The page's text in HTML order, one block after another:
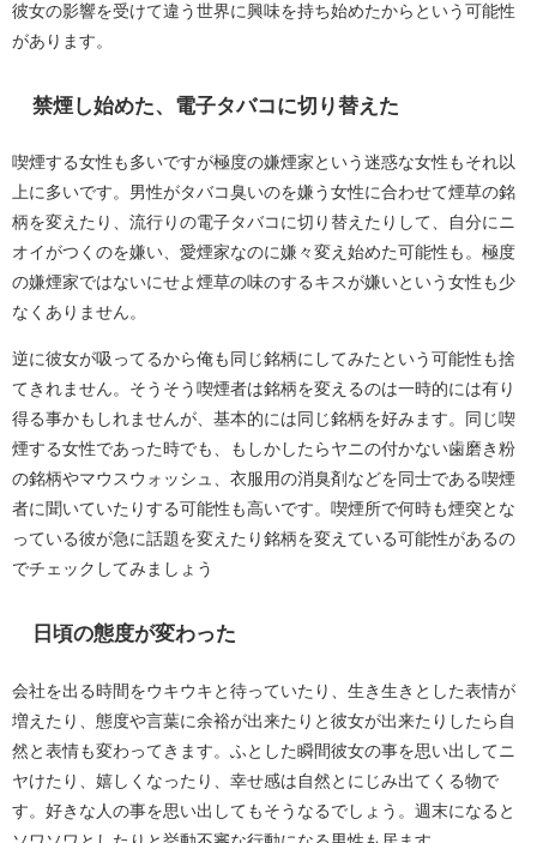
彼女の影響を受けて違う世界に興味を持ち始めたからという可能性
があります。
禁煙し始めた、電子タバコに切り替えた
喫煙する女性も多いですが極度の嫌煙家という迷惑な女性もそれ以
上に多いです。男性がタバコ臭いのを嫌う女性に合わせて煙草の銘
柄を変えたり、流行りの電子タバコに切り替えたりして、自分にニ
オイがつくのを嫌い、愛煙家なのに嫌々変え始めた可能性も。極度
の嫌煙家ではないにせよ煙草の味のするキスが嫌いという女性も少
なくありません。
逆に彼女が吸ってるから俺も同じ銘柄にしてみたという可能性も捨
てきれません。そうそう喫煙者は銘柄を変えるのは一時的には有り
得る事かもしれませんが、基本的には同じ銘柄を好みます。同じ喫
煙する女性であった時でも、もしかしたらヤニの付かない歯磨き粉
の銘柄やマウスウォッシュ、衣服用の消臭剤などを同士である喫煙
者に聞いていたりする可能性も高いです。喫煙所で何時も煙突とな
っている彼が急に話題を変えたり銘柄を変えている可能性があるの
でチェックしてみましょう
日頃の態度が変わった
会社を出る時間をウキウキと待っていたり、生き生きとした表情が
増えたり、態度や言葉に余裕が出来たりと彼女が出来たりしたら自
然と表情も変わってきます。ふとした瞬間彼女の事を思い出してニ
ヤけたり、嬉しくなったり、幸せ感は自然とにじみ出てくる物で
す。好きな人の事を思い出してもそうなるでしょう。週末になると